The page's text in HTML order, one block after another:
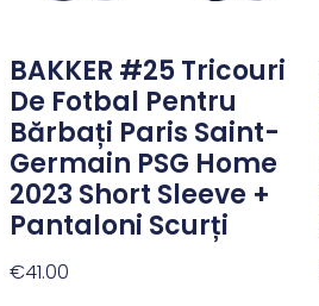
BAKKER #25 Tricouri
De Fotbal Pentru
Bărbați Paris Saint-
Germain PSG Home
2023 Short Sleeve +
Pantaloni Scurți
€41.00